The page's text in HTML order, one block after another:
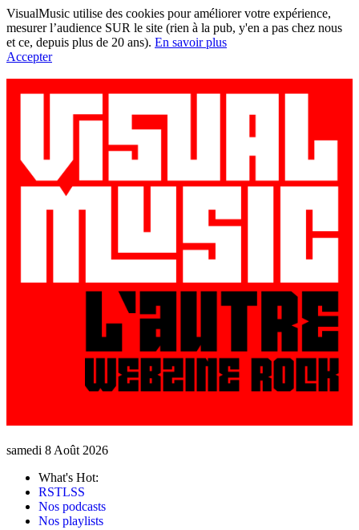
VisualMusic utilise des cookies pour améliorer votre expérience,
mesurer l’audience SUR le site (rien à la pub, y'en a pas chez nous
et ce, depuis plus de 20 ans). En savoir plus
Accepter
samedi 8 Août 2026
What's Hot:
RSTLSS
Nos podcasts
Nos playlists